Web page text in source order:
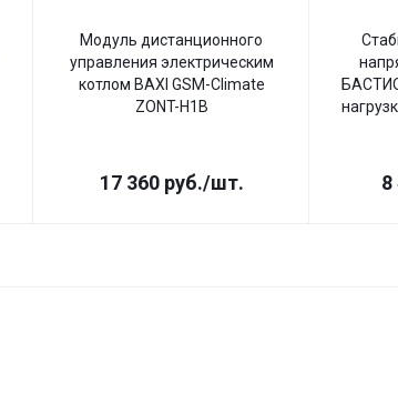
Модуль дистанционного
управления электрическим
котлом BAXI GSM-Climate
ZONT-H1B
17 360руб./шт. 8